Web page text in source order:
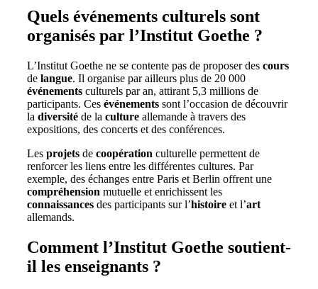
Quels événements culturels sont
organisés par l’Institut Goethe ?
L’Institut Goethe ne se contente pas de proposer des cours
de langue. Il organise par ailleurs plus de 20 000
événements culturels par an, attirant 5,3 millions de
participants. Ces événements sont l’occasion de découvrir
la diversité de la culture allemande à travers des
expositions, des concerts et des conférences.
Les projets de coopération culturelle permettent de
renforcer les liens entre les différentes cultures. Par
exemple, des échanges entre Paris et Berlin offrent une
compréhension mutuelle et enrichissent les
connaissances des participants sur l’histoire et l’art
allemands.
Comment l’Institut Goethe soutient-
il les enseignants ?